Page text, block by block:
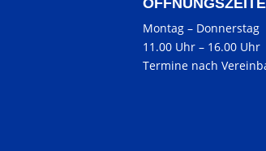
Montag –Donnerstag
11.00 Uhr –16.00 Uhr
Termine nach